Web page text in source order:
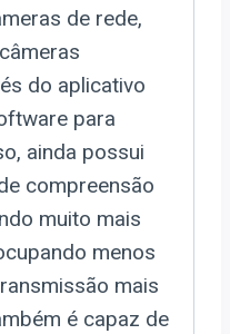
de rede,
do aplicativo
para
ainda possui
compreensão
muito mais
menos
mais
é capaz de